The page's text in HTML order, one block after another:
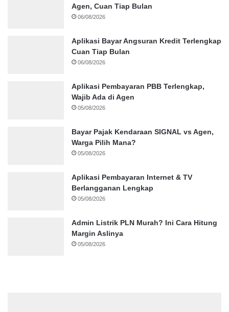
Agen, Cuan Tiap Bulan
06/08/2026
Aplikasi Bayar Angsuran Kredit Terlengkap
Cuan Tiap Bulan
06/08/2026
Aplikasi Pembayaran PBB Terlengkap,
Wajib Ada di Agen
05/08/2026
Bayar Pajak Kendaraan SIGNAL vs Agen,
Warga Pilih Mana?
05/08/2026
Aplikasi Pembayaran Internet & TV
Berlangganan Lengkap
05/08/2026
Admin Listrik PLN Murah? Ini Cara Hitung
Margin Aslinya
05/08/2026